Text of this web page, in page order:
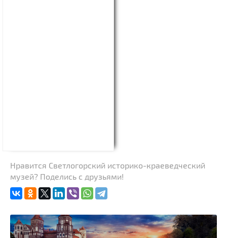
Нравится Светлогорский историко-краеведческий
музей? Поделись с друзьями!